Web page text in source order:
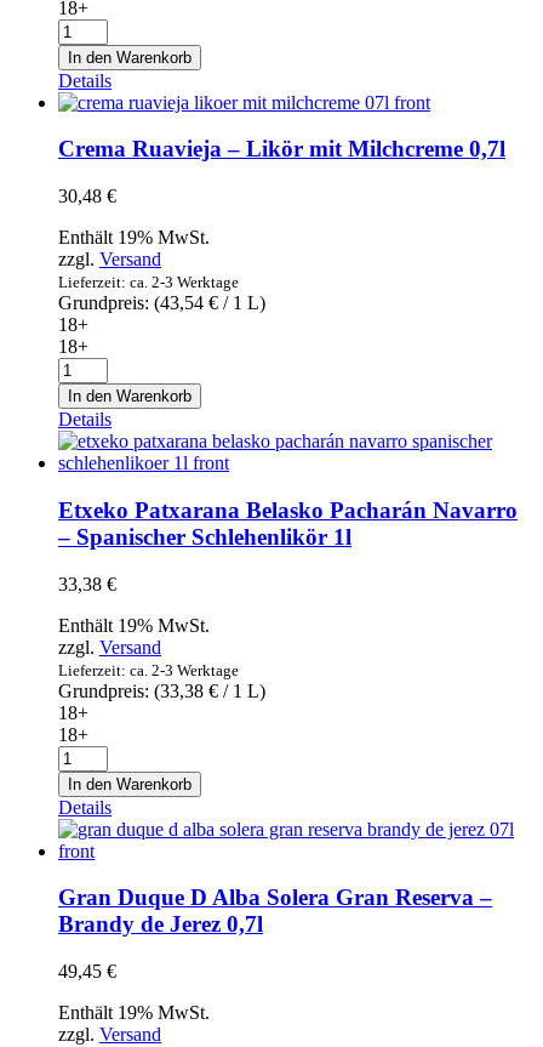
18+
Carlos
I
Solera
Gran
Reserva
-
Brandy
Jerez
Menge
In den Warenkorb
Details
Crema Ruavieja – Likör mit Milchcreme 0,7l
30,48 €
Enthält 19% MwSt.
zzgl. Versand
Lieferzeit: ca. 2-3 Werktage
Grundpreis: (43,54 € / 1 L)
18+
18+
Crema
Ruavieja
-
Likör
mit
Milchcreme
0,7l
Menge
In den Warenkorb
Details
Etxeko Patxarana Belasko Pacharán Navarro
– Spanischer Schlehenlikör 1l
33,38 €
Enthält 19% MwSt.
zzgl. Versand
Lieferzeit: ca. 2-3 Werktage
Grundpreis: (33,38 € / 1 L)
18+
18+
Etxeko
Patxarana
Belasko
Pacharán
Navarro
-
Spanischer
Schlehenlikör
1l
In den Warenkorb
Details
Gran Duque D Alba Solera Gran Reserva –
Brandy de Jerez 0,7l
49,45 €
Enthält 19% MwSt.
zzgl. Versand